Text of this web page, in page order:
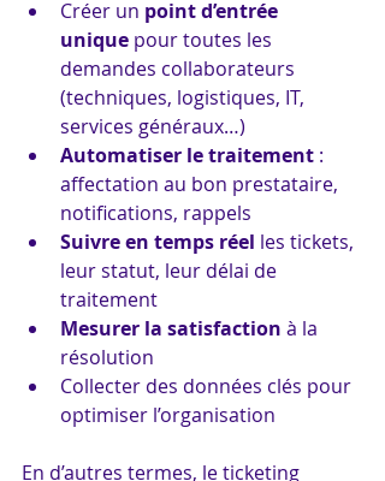
Créer un point d’entrée
unique pour toutes les
demandes collaborateurs
(techniques, logistiques, IT,
services généraux…)
Automatiser le traitement :
affectation au bon prestataire,
notifications, rappels
Suivre en temps réel les tickets,
leur statut, leur délai de
traitement
Mesurer la satisfaction à la
résolution
Collecter des données clés pour
optimiser l’organisation
En d’autres termes, le ticketing